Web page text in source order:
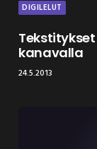
DIGILELUT
kanavalla
24.5.2013